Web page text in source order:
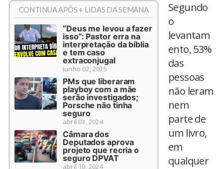
CONTINUA APÓS + LIDAS DA SEMANA
“Deus me levou a fazer
isso”: Pastor erra na
interpretação da bíblia
e tem caso
extraconjugal
junho 02, 2025
PMs que liberaram
playboy com a mãe
serão investigados;
Porsche não tinha
seguro
abril 03, 2024
Câmara dos
Deputados aprova
projeto que recria o
seguro DPVAT
abril 10, 2024
Segundo
o
levantam
ento, 53%
das
pessoas
não leram
nem
parte de
um livro,
em
qualquer